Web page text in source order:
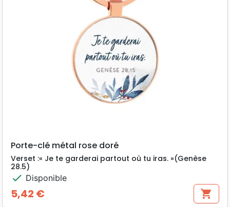
Porte-clé métal rose doré
Verset :« Je te garderai partout où tu iras. »(Genèse
28.5)
check Disponible
Prix
5,42 € shopping_cart